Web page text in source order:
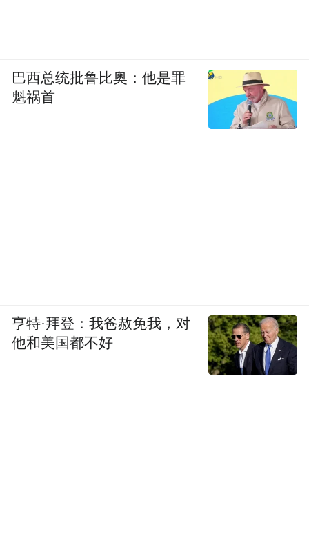
巴西总统批鲁比奥：他是罪
魁祸首
亨特·拜登：我爸赦免我，对
他和美国都不好